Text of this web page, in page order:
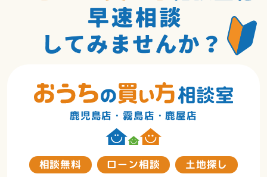
鹿児島店・霧島店・鹿屋店
相談無料 ローン相談 土地探し